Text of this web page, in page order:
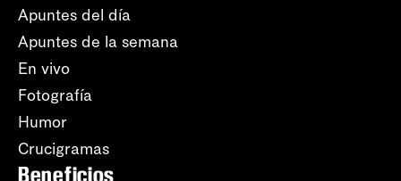
Apuntes del día
Apuntes de la semana
En vivo
Fotografía
Humor
Crucigramas
Beneficios